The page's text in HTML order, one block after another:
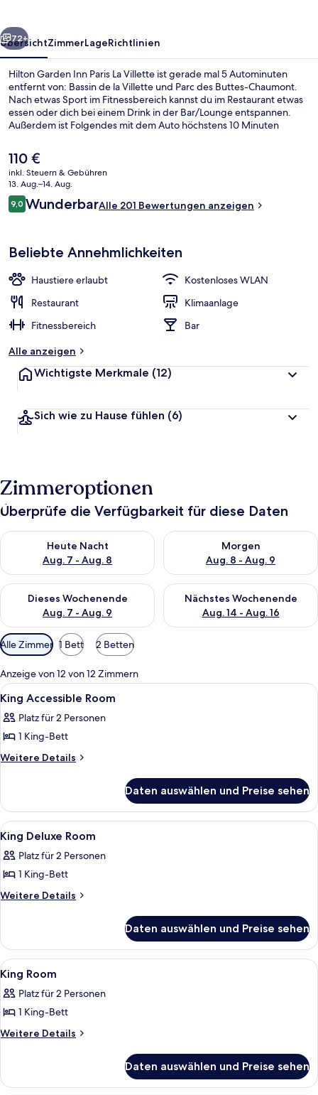
Weiter
72+
ÜbersichtZimmerLageRichtlinien
Hilton Garden Inn Paris La Villette ist gerade mal 5 Autominuten
entfernt von: Bassin de la Villette und Parc des Buttes-Chaumont.
Nach etwas Sport im Fitnessbereich kannst du im Restaurant etwas
essen oder dich bei einem Drink in der Bar/Lounge entspannen.
Außerdem ist Folgendes mit dem Auto höchstens 10 Minuten
nur einen kurzen Fußmarsch von den öffentlichen Verkehrsmitteln
entfernt: Zur U-Bahn läuft man 3 Minuten (Metrostation Corentin
Cariou) bzw. 6 Minuten (Straßenbahnhaltestelle Canal Saint-Denis).
Der
aktuelle
Preis
beträgt
110 €.
110 €
inkl. Steuern & Gebühren
13. Aug.–14. Aug.
Bewertungen
9,09,0 von 10.
WunderbarAlle 201 Bewertungen anzeigen
Beliebte Annehmlichkeiten
Haustiere erlaubt
Kostenloses WLAN
Restaurant
Klimaanlage
Fitnessbereich
Bar
Alle anzeigen
Wichtigste Merkmale (12)
Sich wie zu Hause fühlen (6)
Zimmeroptionen
Überprüfe die Verfügbarkeit für diese Daten
Heute Nacht
Aug. 7 - Aug. 8
Überprüfe die Verfügbarkeit für heute Nacht, Aug. 7 - Aug. 8.
Morgen
Aug. 8 - Aug. 9
Überprüfe die Verfügbarkeit
Dieses Wochenende
Aug. 7 - Aug. 9
Überprüfe die Verfügbarkeit für dieses Wochenende, Aug. 7
Nächstes Wochenende
Aug. 14 - Aug. 16
Überprüfe die Verfügbarkeit
Verfügbare
Filter
für
Zimmer
Alle Zimmer 1 Bett 2 Betten
Anzeige von 12 von 12 Zimmern
Alle
Fotos
für
King
Accessible
9
King Accessible Room
Platz für 2 Personen
1 King-Bett
Weitere Details
Weitere
Accessible
Room
Daten auswählen und Preise sehen
Alle
Fotos
für
King
Deluxe
12
King Deluxe Room
Platz für 2 Personen
1 King-Bett
Weitere Details
Weitere
Deluxe
Room
Daten auswählen und Preise sehen
Alle
Fotos
für
King
Room
9
King Room
Platz für 2 Personen
1 King-Bett
Weitere Details
Weitere
Room
Daten auswählen und Preise sehen